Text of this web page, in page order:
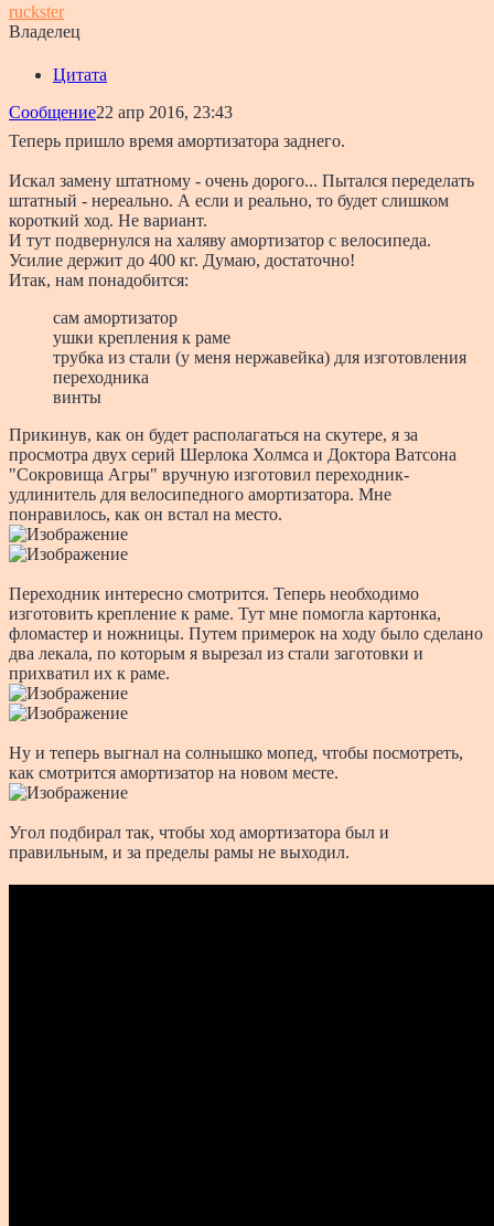
ruckster
Владелец
Цитата
Сообщение22 апр 2016, 23:43
Теперь пришло время амортизатора заднего.
Искал замену штатному - очень дорого... Пытался переделать
штатный - нереально. А если и реально, то будет слишком
короткий ход. Не вариант.
И тут подвернулся на халяву амортизатор с велосипеда.
Усилие держит до 400 кг. Думаю, достаточно!
Итак, нам понадобится:
сам амортизатор
ушки крепления к раме
трубка из стали (у меня нержавейка) для изготовления
переходника
винты
Прикинув, как он будет располагаться на скутере, я за
просмотра двух серий Шерлока Холмса и Доктора Ватсона
"Сокровища Агры" вручную изготовил переходник-
удлинитель для велосипедного амортизатора. Мне
понравилось, как он встал на место.
Переходник интересно смотрится. Теперь необходимо
изготовить крепление к раме. Тут мне помогла картонка,
фломастер и ножницы. Путем примерок на ходу было сделано
два лекала, по которым я вырезал из стали заготовки и
прихватил их к раме.
Ну и теперь выгнал на солнышко мопед, чтобы посмотреть,
как смотрится амортизатор на новом месте.
Угол подбирал так, чтобы ход амортизатора был и
правильным, и за пределы рамы не выходил.